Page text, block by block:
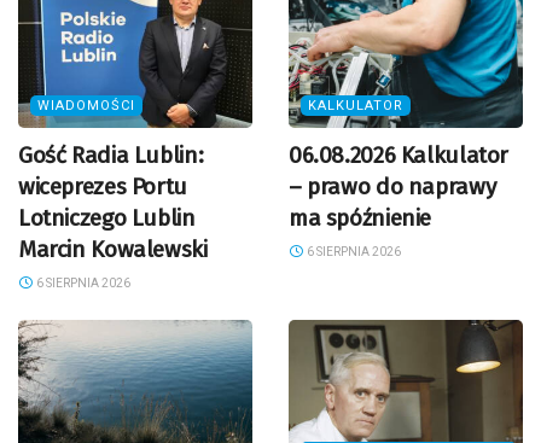
WIADOMOŚCI
Gość Radia Lublin:
wiceprezes Portu
Lotniczego Lublin
Marcin Kowalewski
6 SIERPNIA 2026
KALKULATOR
06.08.2026 Kalkulator
– prawo do naprawy
ma spóźnienie
6 SIERPNIA 2026